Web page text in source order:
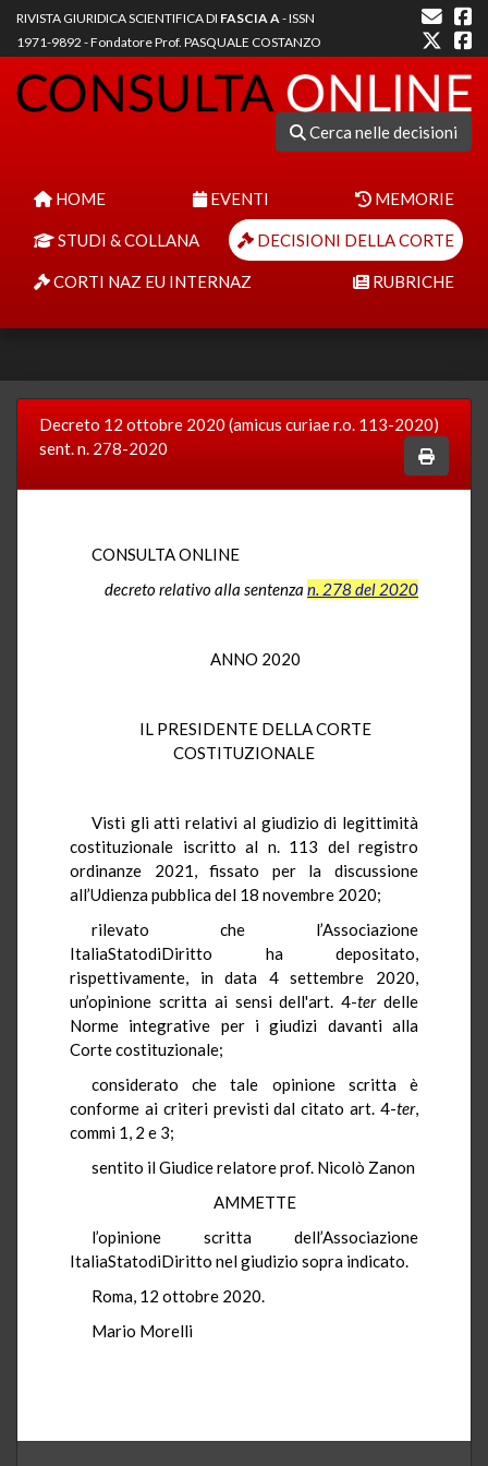
RIVISTA GIURIDICA SCIENTIFICA DI FASCIA A- ISSN
1971-9892 - Fondatore Prof. PASQUALE COSTANZO
Cerca nelle decisioni
HOME EVENTI MEMORIE
STUDI & COLLANA DECISIONI DELLA CORTE
CORTI NAZ EU INTERNAZ RUBRICHE
Decreto 12 ottobre 2020 (amicus curiae r.o. 113-2020)
sent. n. 278-2020
CONSULTA ONLINE
decreto relativo alla sentenza n. 278 del 2020
ANNO 2020
IL PRESIDENTE DELLA CORTE
COSTITUZIONALE
Visti gli atti relativi al giudizio di legittimità
costituzionale iscritto al n. 113 del registro
ordinanze 2021, fissato per la discussione
all’Udienza pubblica del 18 novembre 2020;
rilevato che l’Associazione
ItaliaStatodiDiritto ha depositato,
rispettivamente, in data 4 settembre 2020,
un’opinione scritta ai sensi dell'art. 4-terdelle
Norme integrative per i giudizi davanti alla
Corte costituzionale;
considerato che tale opinione scritta è
conforme ai criteri previsti dal citato art. 4-ter,
commi 1, 2 e 3;
sentito il Giudice relatore prof. Nicolò Zanon
AMMETTE
l’opinione scritta dell’Associazione
ItaliaStatodiDiritto nel giudizio sopra indicato.
Roma, 12 ottobre 2020.
Mario Morelli